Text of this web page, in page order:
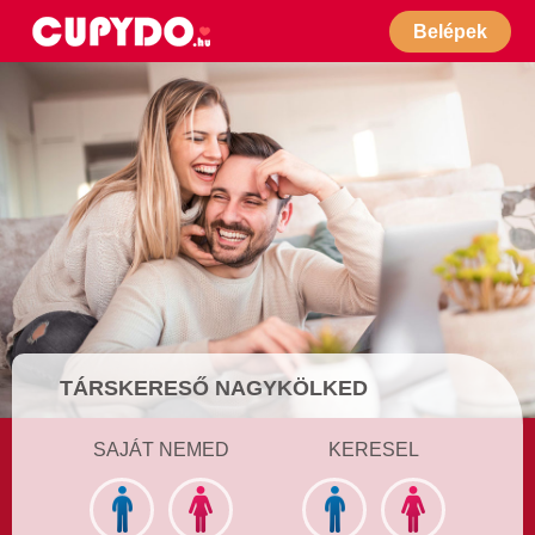
Belépek
TÁRSKERESŐ NAGYKÖLKED
SAJÁT NEMED KERESEL